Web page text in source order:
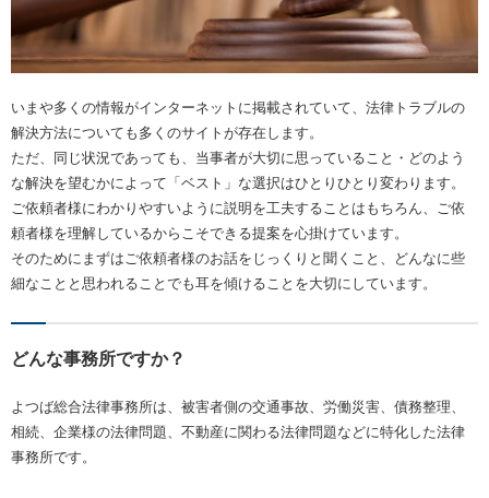
いまや多くの情報がインターネットに掲載されていて、法律トラブルの
解決方法についても多くのサイトが存在します。
ただ、同じ状況であっても、当事者が大切に思っていること・どのよう
な解決を望むかによって「ベスト」な選択はひとりひとり変わります。
ご依頼者様にわかりやすいように説明を工夫することはもちろん、ご依
頼者様を理解しているからこそできる提案を心掛けています。
そのためにまずはご依頼者様のお話をじっくりと聞くこと、どんなに些
細なことと思われることでも耳を傾けることを大切にしています。
どんな事務所ですか？
よつば総合法律事務所は、被害者側の交通事故、労働災害、債務整理、
相続、企業様の法律問題、不動産に関わる法律問題などに特化した法律
事務所です。